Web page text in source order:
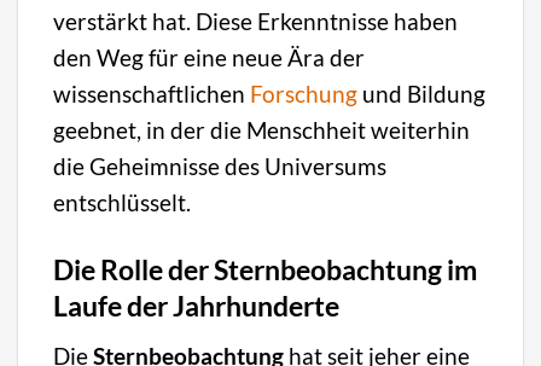
verstärkt hat. Diese Erkenntnisse haben
den Weg für eine neue Ära der
wissenschaftlichen Forschung und Bildung
geebnet, in der die Menschheit weiterhin
die Geheimnisse des Universums
entschlüsselt.
Die Rolle der Sternbeobachtung im
Laufe der Jahrhunderte
DieSternbeobachtung hat seit jeher eine